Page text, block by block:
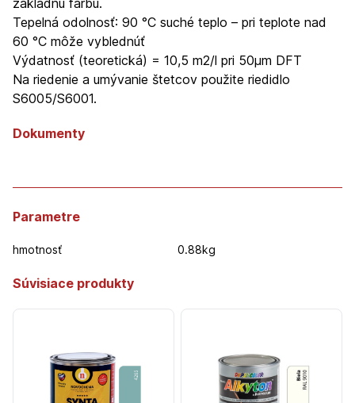
Tepelná odolnosť: 90 °C suché teplo – pri teplote nad
60 °C môže vyblednúť
Výdatnosť (teoretická) = 10,5 m2/l pri 50µm DFT
Na riedenie a umývanie štetcov použite riedidlo
S6005/S6001.
Dokumenty
Parametre
hmotnosť 0.88kg
Súvisiace produkty